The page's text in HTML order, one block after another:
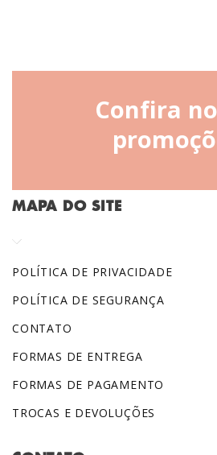
Confira
MAPA DO SITE
POLÍTICA DE PRIVACIDADE
POLÍTICA DE SEGURANÇA
CONTATO
FORMAS DE ENTREGA
FORMAS DE PAGAMENTO
TROCAS E DEVOLUÇÕES